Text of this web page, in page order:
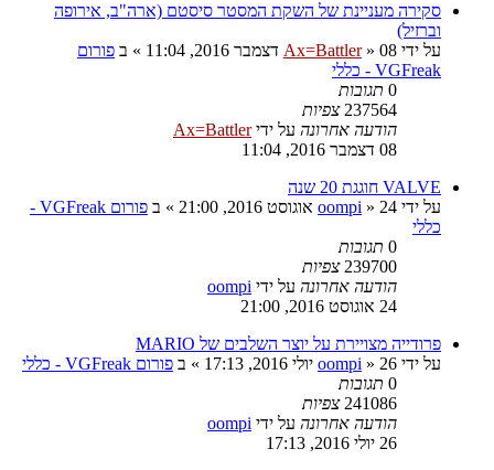
סקירה מעניינת של השקת המסטר סיסטם (ארה"ב, אירופה
וברזיל)
על ידי
Ax=Battler» 08 דצמבר 2016, 11:04 » ב פורום
VGFreak - כללי
0 תגובות
237564 צפיות
הודעה אחרונה על ידיAx=Battler
08 דצמבר 2016, 11:04
VALVE חוגגת 20 שנה
על ידי
oompi » 24 אוגוסט 2016, 21:00 » ב
פורום VGFreak -
כללי
0 תגובות
239700 צפיות
הודעה אחרונה על ידי oompi
24 אוגוסט 2016, 21:00
פרודייה מצויירת על יוצר השלבים של MARIO
על ידי
oompi » 26 יולי 2016, 17:13 » ב פורום VGFreak - כללי
0 תגובות
241086 צפיות
הודעה אחרונה על ידי oompi
26 יולי 2016, 17:13